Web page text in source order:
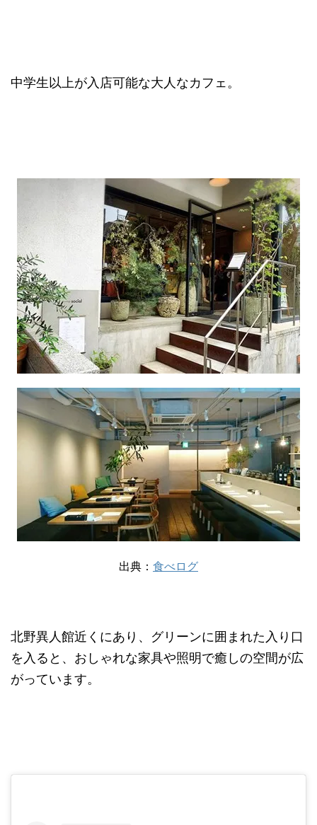
中学生以上が入店可能な大人なカフェ。
出典： 食べログ
北野異人館近くにあり、グリーンに囲まれた入り口
を入ると、おしゃれな家具や照明で癒しの空間が広
がっています。